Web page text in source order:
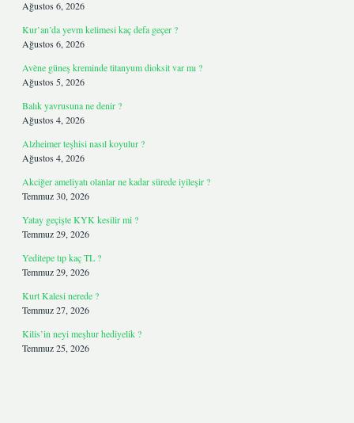
Ağustos 6, 2026
Kur’an’da yevm kelimesi kaç defa geçer ?
Ağustos 6, 2026
Avène güneş kreminde titanyum dioksit var mı ?
Ağustos 5, 2026
Balık yavrusuna ne denir ?
Ağustos 4, 2026
Alzheimer teşhisi nasıl koyulur ?
Ağustos 4, 2026
Akciğer ameliyatı olanlar ne kadar sürede iyileşir ?
Temmuz 30, 2026
Yatay geçişte KYK kesilir mi ?
Temmuz 29, 2026
Yeditepe tıp kaç TL ?
Temmuz 29, 2026
Kurt Kalesi nerede ?
Temmuz 27, 2026
Kilis’in neyi meşhur hediyelik ?
Temmuz 25, 2026